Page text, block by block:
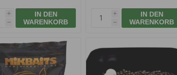
i
h
IN DEN
WARENKORB
i
h
IN DEN
WARENKORB